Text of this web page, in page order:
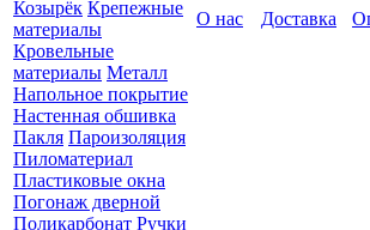
Козырёк Крепежные
материалы
Кровельные
материалы Металл
Напольное покрытие
Настенная обшивка
Пакля Пароизоляция
Пиломатериал
Пластиковые окна
Погонаж дверной
Поликарбонат Ручки
О нас Доставка